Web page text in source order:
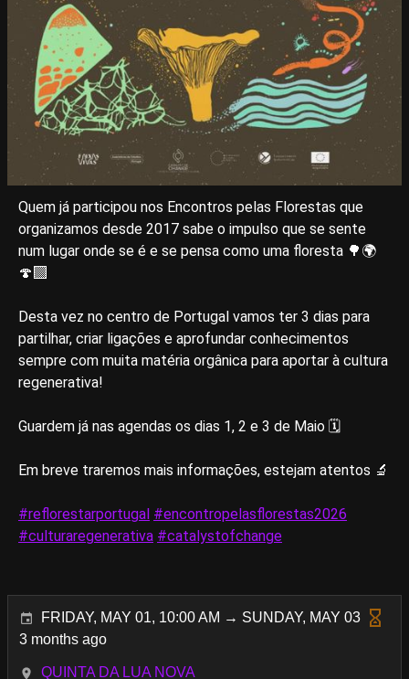
Quem já participou nos Encontros pelas Florestas que
organizamos desde 2017 sabe o impulso que se sente
num lugar onde se é e se pensa como uma floresta 🌳🌍
🍄‍🟫
Desta vez no centro de Portugal vamos ter 3 dias para
partilhar, criar ligações e aprofundar conhecimentos
sempre com muita matéria orgânica para aportar à cultura
regenerativa!
Guardem já nas agendas os dias 1, 2 e 3 de Maio 🗓️
Em breve traremos mais informações, estejam atentos 🔬
#reflorestarportugal #encontropelasflorestas2026
#culturaregenerativa #catalystofchange
FRIDAY, MAY 01, 10:00 AM → SUNDAY, MAY 03
3 months ago
QUINTA DA LUA NOVA